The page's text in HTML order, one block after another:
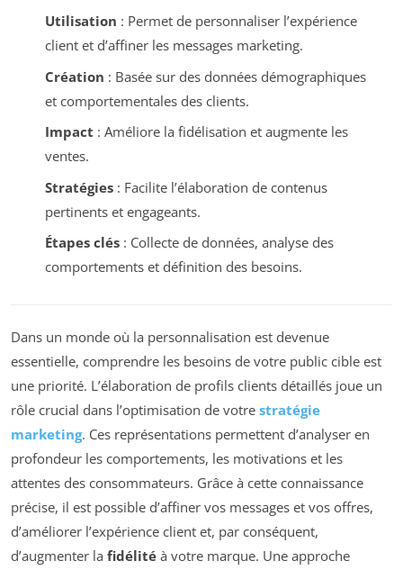
Utilisation : Permet de personnaliser l’expérience
client et d’affiner les messages marketing.
Création : Basée sur des données démographiques
et comportementales des clients.
Impact : Améliore la fidélisation et augmente les
ventes.
Stratégies: Facilite l’élaboration de contenus
pertinents et engageants.
Étapes clés: Collecte de données, analyse des
comportements et définition des besoins.
Dans un monde où la personnalisation est devenue
essentielle, comprendre les besoins de votre public cible est
une priorité. L’élaboration de profils clients détaillés joue un
rôle crucial dans l’optimisation de votre stratégie
marketing. Ces représentations permettent d’analyser en
profondeur les comportements, les motivations et les
attentes des consommateurs. Grâce à cette connaissance
précise, il est possible d’affiner vos messages et vos offres,
d’améliorer l’expérience client et, par conséquent,
d’augmenter la fidélité à votre marque. Une approche